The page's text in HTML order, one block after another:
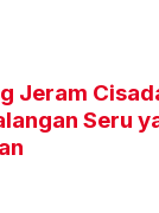
Jeram
Seru